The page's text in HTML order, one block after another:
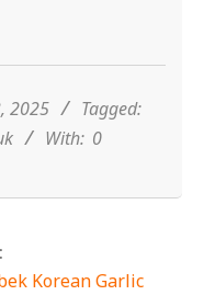
2025
Tagged:
With: 0
Korean Garlic